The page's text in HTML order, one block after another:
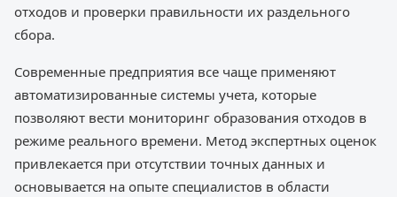
отходов и проверки правильности их раздельного
сбора.
Современные предприятия все чаще применяют
автоматизированные системы учета, которые
позволяют вести мониторинг образования отходов в
режиме реального времени. Метод экспертных оценок
привлекается при отсутствии точных данных и
основывается на опыте специалистов в области